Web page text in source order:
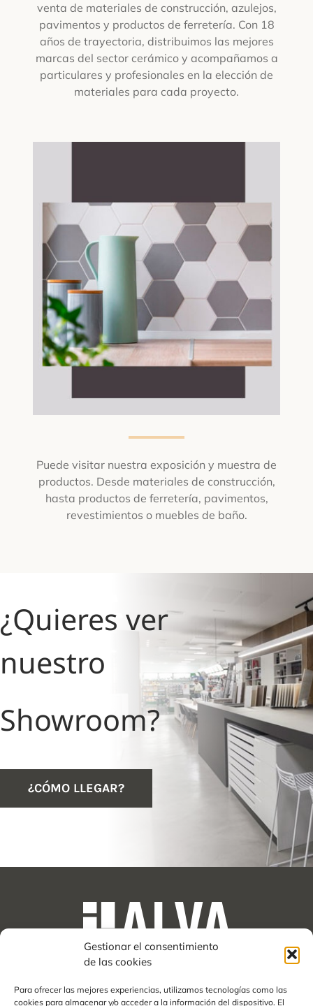
Gestionar el consentimiento
de las cookies
Para ofrecer las mejores experiencias, utilizamos tecnologías como las
cookies para almacenar y/o acceder a la información del dispositivo. El
venta de materiales de construcción, azulejos,
pavimentos y productos de ferretería. Con 18
años de trayectoria, distribuimos las mejores
marcas del sector cerámico y acompañamos a
particulares y profesionales en la elección de
materiales para cada proyecto.
Puede visitar nuestra exposición y muestra de
productos. Desde materiales de construcción,
hasta productos de ferretería, pavimentos,
revestimientos o muebles de baño.
¿Quieres ver
nuestro
Showroom?
¿CÓMO LLEGAR?
Almacén
11149 Conil de la Frontera, Cádiz